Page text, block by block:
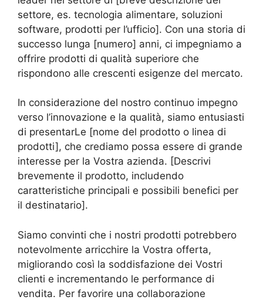
settore, es. tecnologia alimentare, soluzioni
software, prodotti per l’ufficio]. Con una storia di
successo lunga [numero] anni, ci impegniamo a
offrire prodotti di qualità superiore che
rispondono alle crescenti esigenze del mercato.
In considerazione del nostro continuo impegno
verso l’innovazione e la qualità, siamo entusiasti
di presentarLe [nome del prodotto o linea di
prodotti], che crediamo possa essere di grande
interesse per la Vostra azienda. [Descrivi
brevemente il prodotto, includendo
caratteristiche principali e possibili benefici per
il destinatario].
Siamo convinti che i nostri prodotti potrebbero
notevolmente arricchire la Vostra offerta,
migliorando così la soddisfazione dei Vostri
clienti e incrementando le performance di
vendita. Per favorire una collaborazione